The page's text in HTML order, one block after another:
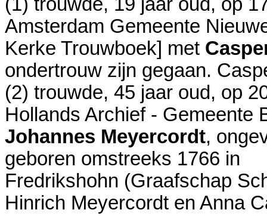
(1) trouwde, 19 jaar oud, op
Amsterdam Gemeente
Kerke Trouwboek] met
ondertrouw zijn gegaan.
(2) trouwde, 45 jaar oud, op
Hollands Archief - Gemeente
Johannes Meyercordt,
geboren omstreeks 1766 in
Fredrikshohn (Graafschap
Hinrich Meyercordt en Anna